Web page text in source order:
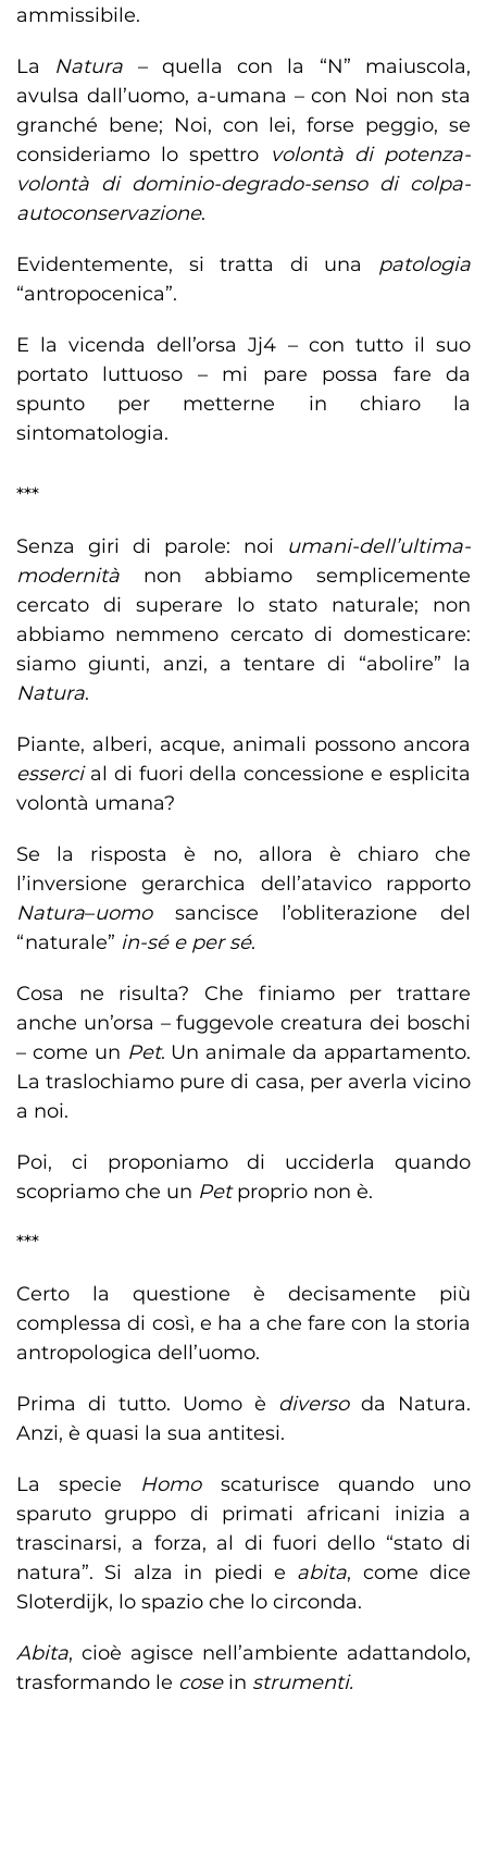
ammissibile.
La Natura – quella con la “N” maiuscola,
avulsa dall’uomo, a-umana – con Noi non sta
granché bene; Noi, con lei, forse peggio, se
consideriamo lo spettro volontà di potenza-
volontà di dominio-degrado-senso di colpa-
autoconservazione.
Evidentemente, si tratta di una patologia
“antropocenica”.
E la vicenda dell’orsa Jj4 – con tutto il suo
portato luttuoso – mi pare possa fare da
spunto per metterne in chiaro la
sintomatologia.
***
Senza giri di parole: noi umani-dell’ultima-
modernità non abbiamo semplicemente
cercato di superare lo stato naturale; non
abbiamo nemmeno cercato di domesticare:
siamo giunti, anzi, a tentare di “abolire” la
Natura.
Piante, alberi, acque, animali possono ancora
essercial di fuori della concessione e esplicita
volontà umana?
Se la risposta è no, allora è chiaro che
l’inversione gerarchica dell’atavico rapporto
Natura–uomosancisce l’obliterazione del
“naturale” in-sé e per sé.
Cosa ne risulta? Che finiamo per trattare
anche un’orsa – fuggevole creatura dei boschi
– come un Pet. Un animale da appartamento.
La traslochiamo pure di casa, per averla vicino
a noi.
Poi, ci proponiamo di ucciderla quando
scopriamo che un Petproprio non è.
***
Certo la questione è decisamente più
complessa di così, e ha a che fare con la storia
antropologica dell’uomo.
Prima di tutto. Uomo è diversoda Natura.
Anzi, è quasi la sua antitesi.
La specie Homoscaturisce quando uno
sparuto gruppo di primati africani inizia a
trascinarsi, a forza, al di fuori dello “stato di
natura”. Si alza in piedi e abita, come dice
Sloterdijk, lo spazio che lo circonda.
Abita, cioè agisce nell’ambiente adattandolo,
trasformando le cosein strumenti.